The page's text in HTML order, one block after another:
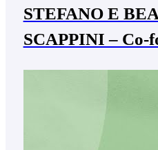
STEFANO E
SCAPPINI – Co-